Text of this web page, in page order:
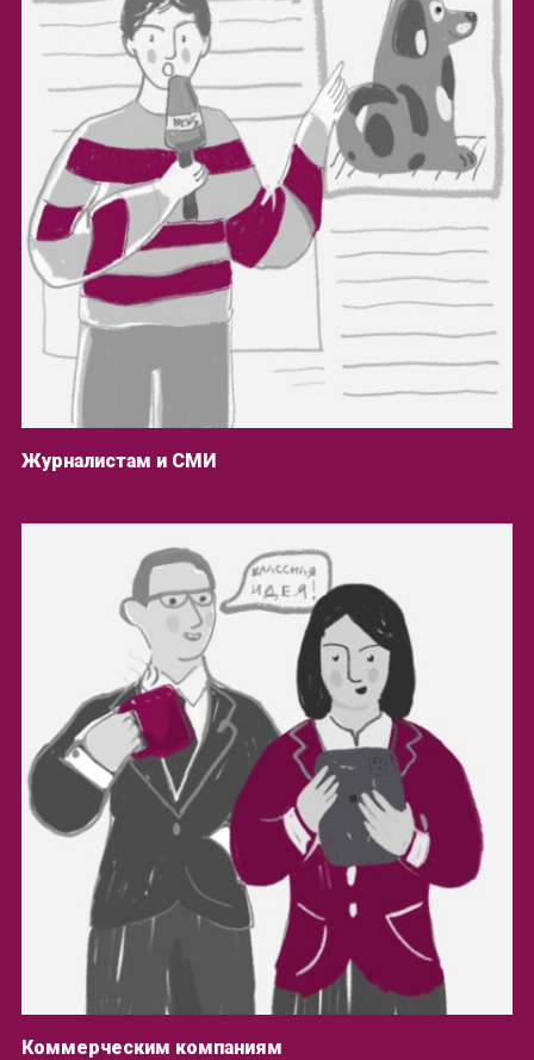
Коммерческим компаниям
Журналистам и СМИ